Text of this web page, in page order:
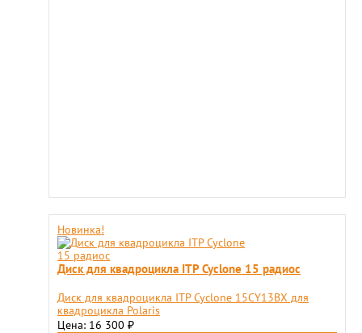
Новинка!
Диск для квадроцикла ITP Cyclone 15 радиос
Диск для квадроцикла ITP Cyclone 15CY13BX для
квадроцикла Polaris
Цена: 16 300 ₽